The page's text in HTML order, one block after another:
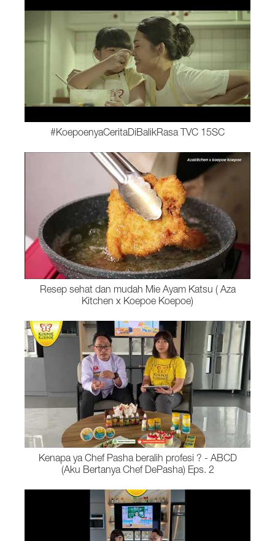
#KoepoenyaCeritaDiBalikRasa TVC 15SC
Resep sehat dan mudah Mie Ayam Katsu ( Aza
Kitchen x Koepoe Koepoe)
Kenapa ya Chef Pasha beralih profesi ? - ABCD
(Aku Bertanya Chef DePasha) Eps. 2